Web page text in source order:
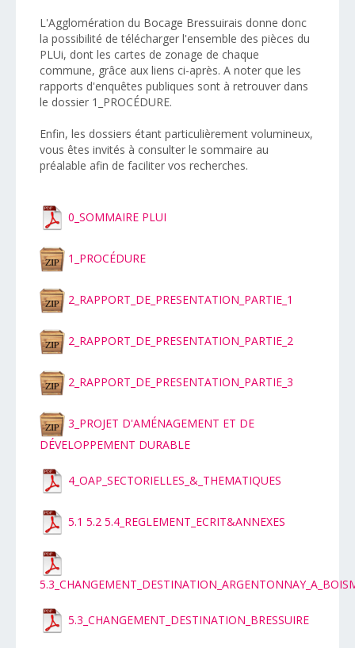
L'Agglomération du Bocage Bressuirais donne donc
la possibilité de télécharger l'ensemble des pièces du
PLUi, dont les cartes de zonage de chaque
commune, grâce aux liens ci-après. A noter que les
rapports d'enquêtes publiques sont à retrouver dans
le dossier 1_PROCÉDURE.
Enfin, les dossiers étant particulièrement volumineux,
vous êtes invités à consulter le sommaire au
préalable afin de faciliter vos recherches.
0_SOMMAIRE PLUI
1_PROCÉDURE
2_RAPPORT_DE_PRESENTATION_PARTIE_1
2_RAPPORT_DE_PRESENTATION_PARTIE_2
2_RAPPORT_DE_PRESENTATION_PARTIE_3
3_PROJET D'AMÉNAGEMENT ET DE
DÉVELOPPEMENT DURABLE
4_OAP_SECTORIELLES_&_THEMATIQUES
5.1 5.2 5.4_REGLEMENT_ECRIT&ANNEXES
5.3_CHANGEMENT_DESTINATION_BRESSUIRE